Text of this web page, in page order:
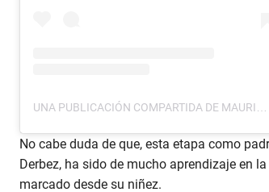
No cabe duda de que, esta etapa como
Derbez, ha sido de mucho aprendizaje en
marcado desde su niñez.